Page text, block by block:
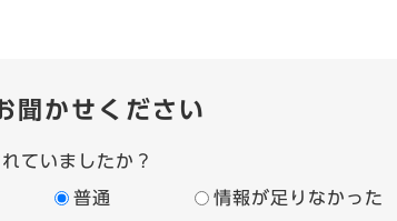
聞かせください
ていましたか？
普通 情報が足りなかった